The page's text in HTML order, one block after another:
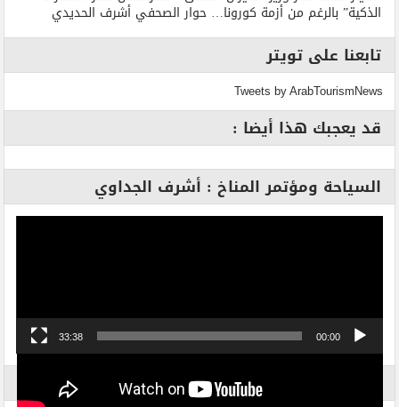
الذكية” بالرغم من أزمة كورونا… حوار الصحفي أشرف الحديدي
تابعنا على تويتر
Tweets by ArabTourismNews
قد يعجبك هذا أيضا :
السياحة ومؤتمر المناخ : أشرف الجداوي
00:00
33:38